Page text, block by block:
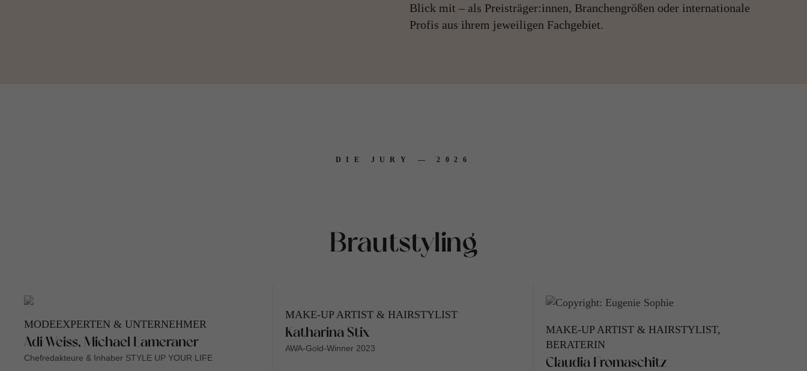
Blick mit – als Preisträger:innen, Branchengrößen oder internationale
Profis aus ihrem jeweiligen Fachgebiet.
DIE JURY — 2026
Brautstyling
MODEEXPERTEN & UNTERNEHMER
Adi Weiss, Michael Lameraner
Chefredakteure & Inhaber STYLE UP YOUR LIFE
MAKE-UP ARTIST & HAIRSTYLIST
Katharina Stix
AWA-Gold-Winner 2023
MAKE-UP ARTIST & HAIRSTYLIST,
BERATERIN
Claudia Fromaschitz